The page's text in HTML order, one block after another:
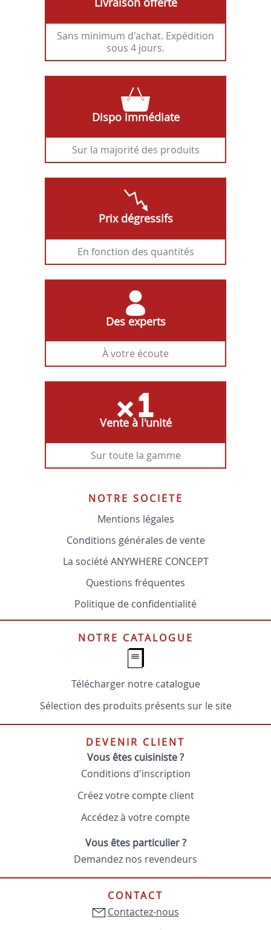
Sans minimum d'achat. Expédition
sous 4 jours.
Dispo immédiate
Sur la majorité des produits
Prix dégressifs
En fonction des quantités
Des experts
À votre écoute
Vente à l'unité
Sur toute la gamme
NOTRE SOCIÉTÉ
Mentions légales
Conditions générales de vente
La société ANYWHERE CONCEPT
Questions fréquentes
Politique de confidentialité
NOTRE CATALOGUE
Télécharger notre catalogue
Sélection des produits présents sur le site
DEVENIR CLIENT
Vous êtes cuisiniste ?
Conditions d'inscription
Créez votre compte client
Accédez à votre compte
Vous êtes particulier ?
Demandez nos revendeurs
CONTACT
Contactez-nous